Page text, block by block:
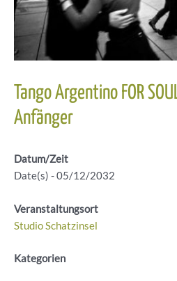
Tango Argentino FOR
Anfänger
Datum/Zeit
Date(s) - 05/12/2032
Veranstaltungsort
Studio Schatzinsel
Kategorien